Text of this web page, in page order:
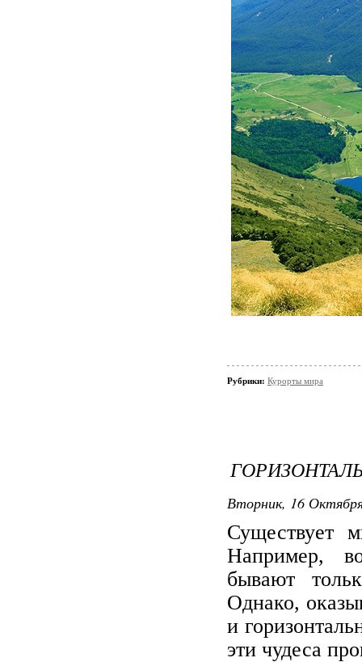
Рубрики: Курорты мира
Вторник, 16
Существует
Например,
бывают
Однако,
и
эти чудеса